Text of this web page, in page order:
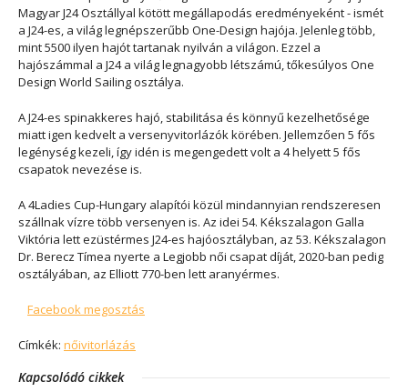
Magyar J24 Osztállyal kötött megállapodás eredményeként - ismét
a J24-es, a világ legnépszerűbb One-Design hajója. Jelenleg több,
mint 5500 ilyen hajót tartanak nyilván a világon. Ezzel a
hajószámmal a J24 a világ legnagyobb létszámú, tőkesúlyos One
Design World Sailing osztálya.
A J24-es spinakkeres hajó, stabilitása és könnyű kezelhetősége
miatt igen kedvelt a versenyvitorlázók körében. Jellemzően 5 fős
legénység kezeli, így idén is megengedett volt a 4 helyett 5 fős
csapatok nevezése is.
A 4Ladies Cup-Hungary alapítói közül mindannyian rendszeresen
szállnak vízre több versenyen is. Az idei 54. Kékszalagon Galla
Viktória lett ezüstérmes J24-es hajóosztályban, az 53. Kékszalagon
Dr. Berecz Tímea nyerte a Legjobb női csapat díját, 2020-ban pedig
osztályában, az Elliott 770-ben lett aranyérmes.
Facebook megosztás
Címkék: nőivitorlázás
Kapcsolódó cikkek